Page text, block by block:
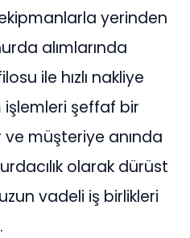
yerinden
alımlarında
ile hızlı nakliye
işlemleri şeffaf bir
müşteriye anında
olarak dürüst
vadeli iş birlikleri